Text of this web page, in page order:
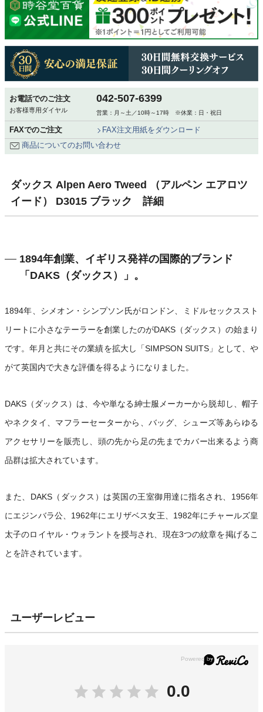
お電話でのご注文
お客様専用ダイヤル
042-507-6399
営業：月～土／10時～17時 ※休業：日・祝日
FAXでのご注文
FAX注文用紙をダウンロード
商品についてのお問い合わせ
ダックス Alpen Aero Tweed （アルペン エアロツ
イード） D3015 ブラック 詳細
1894年創業、イギリス発祥の国際的ブランド
「DAKS（ダックス）」。
1894年、シメオン・シンプソン氏がロンドン、ミドルセックススト
リートに小さなテーラーを創業したのがDAKS（ダックス）の始まり
です。年月と共にその業績を拡大し「SIMPSON SUITS」として、や
がて英国内で大きな評価を得るようになりました。
DAKS（ダックス）は、今や単なる紳士服メーカーから脱却し、帽子
やネクタイ、マフラーセーターから、バッグ、シューズ等あらゆる
アクセサリーを販売し、頭の先から足の先までカバー出来るよう商
品群は拡大されています。
また、DAKS（ダックス）は英国の王室御用達に指名され、1956年
にエジンバラ公、1962年にエリザベス女王、1982年にチャールズ皇
太子のロイヤル・ウォラントを授与され、現在3つの紋章を掲げるこ
とを許されています。
ユーザーレビュー
0.0